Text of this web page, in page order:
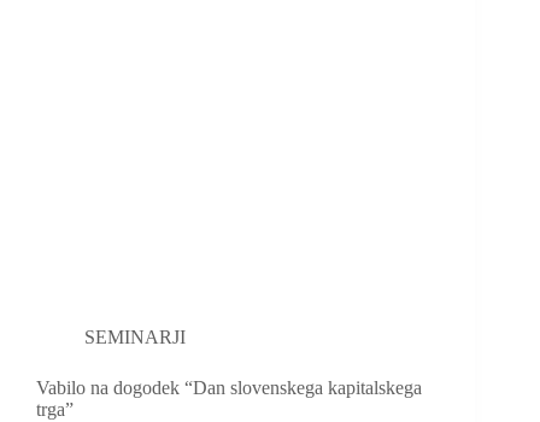
SEMINARJI
Vabilo na dogodek “Dan slovenskega kapitalskega
trga”